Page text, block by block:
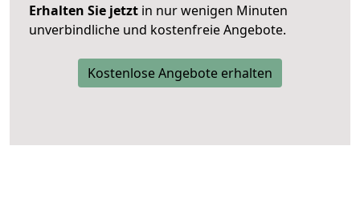
Erhalten Sie jetzt in nur wenigen Minuten
unverbindliche und kostenfreie Angebote.
Kostenlose Angebote erhalten